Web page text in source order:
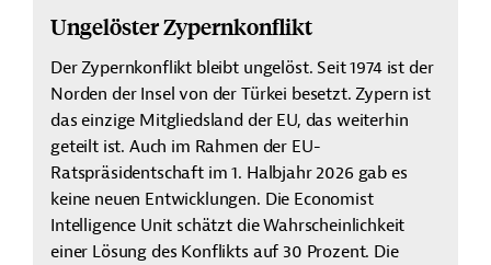
Ungelöster Zypernkonflikt
Der Zypernkonflikt bleibt ungelöst. Seit 1974 ist der
Norden der Insel von der Türkei besetzt. Zypern ist
das einzige Mitgliedsland der EU, das weiterhin
geteilt ist. Auch im Rahmen der EU-
Ratspräsidentschaft im 1. Halbjahr 2026 gab es
keine neuen Entwicklungen. Die Economist
Intelligence Unit schätzt die Wahrscheinlichkeit
einer Lösung des Konflikts auf 30 Prozent. Die